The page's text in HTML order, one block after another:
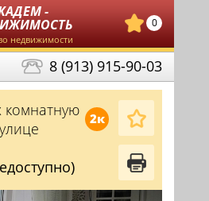
-
недвижимости
0
8 (913) 915-90-03
2к
комнатную